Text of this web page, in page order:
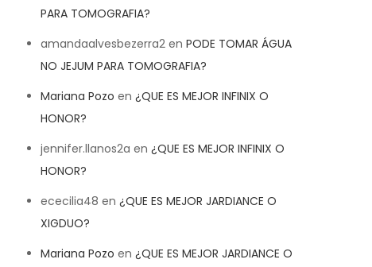
PARA TOMOGRAFIA?
amandaalvesbezerra2 en PODE TOMAR ÁGUA
NO JEJUM PARA TOMOGRAFIA?
Mariana Pozo en ¿QUE ES MEJOR INFINIX O
HONOR?
jennifer.llanos2a en ¿QUE ES MEJOR INFINIX O
HONOR?
ececilia48 en ¿QUE ES MEJOR JARDIANCE O
XIGDUO?
Mariana Pozo en ¿QUE ES MEJOR JARDIANCE O